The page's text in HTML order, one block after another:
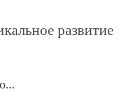
развитие